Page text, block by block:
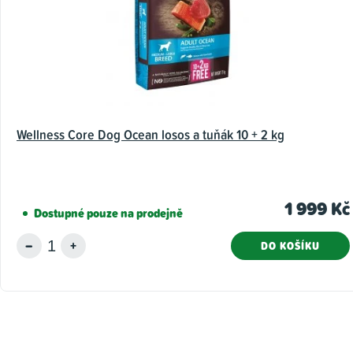
Wellness Core Dog Ocean losos a tuňák 10 + 2 kg
Dostupné pouze na prodejně 1 999 Kč
DO KOŠÍKU